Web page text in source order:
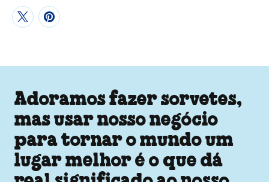
Adoramos fazer sorvetes,
mas usar nosso negócio
para tornar o mundo um
lugar melhor é o que dá